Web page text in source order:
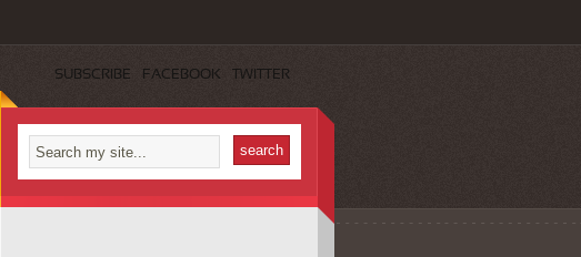
SUBSCRIBE FACEBOOK TWITTER